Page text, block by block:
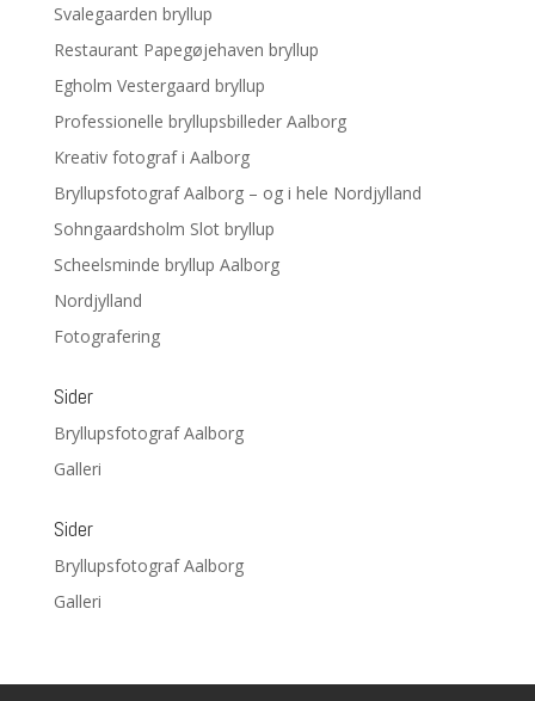
Svalegaarden bryllup
Restaurant Papegøjehaven bryllup
Egholm Vestergaard bryllup
Professionelle bryllupsbilleder Aalborg
Kreativ fotograf i Aalborg
Bryllupsfotograf Aalborg – og i hele Nordjylland
Sohngaardsholm Slot bryllup
Scheelsminde bryllup Aalborg
Nordjylland
Fotografering
Sider
Bryllupsfotograf Aalborg
Galleri
Sider
Bryllupsfotograf Aalborg
Galleri